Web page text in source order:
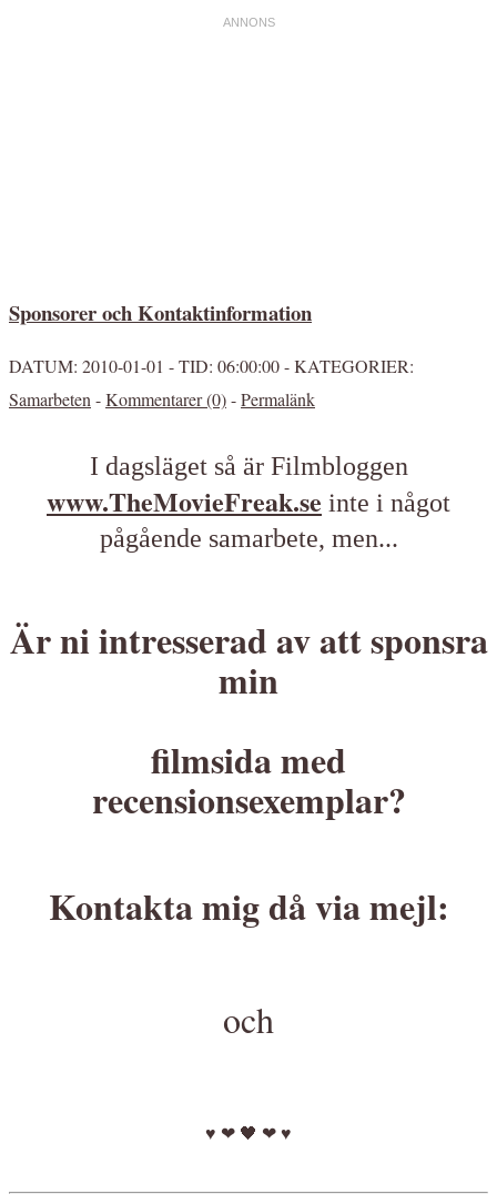
Sponsorer och Kontaktinformation
DATUM: 2010-01-01 -TID: 06:00:00 -KATEGORIER:
Samarbeten-Kommentarer (0)-Permalänk
I dagsläget så är Filmbloggen
www.TheMovieFreak.se inte i något
pågående samarbete, men...
Är ni intresserad av att sponsra
min
filmsida med
recensionsexemplar?
Kontakta mig då via mejl:
och
♥ ❤ 🖤 ❤ ♥